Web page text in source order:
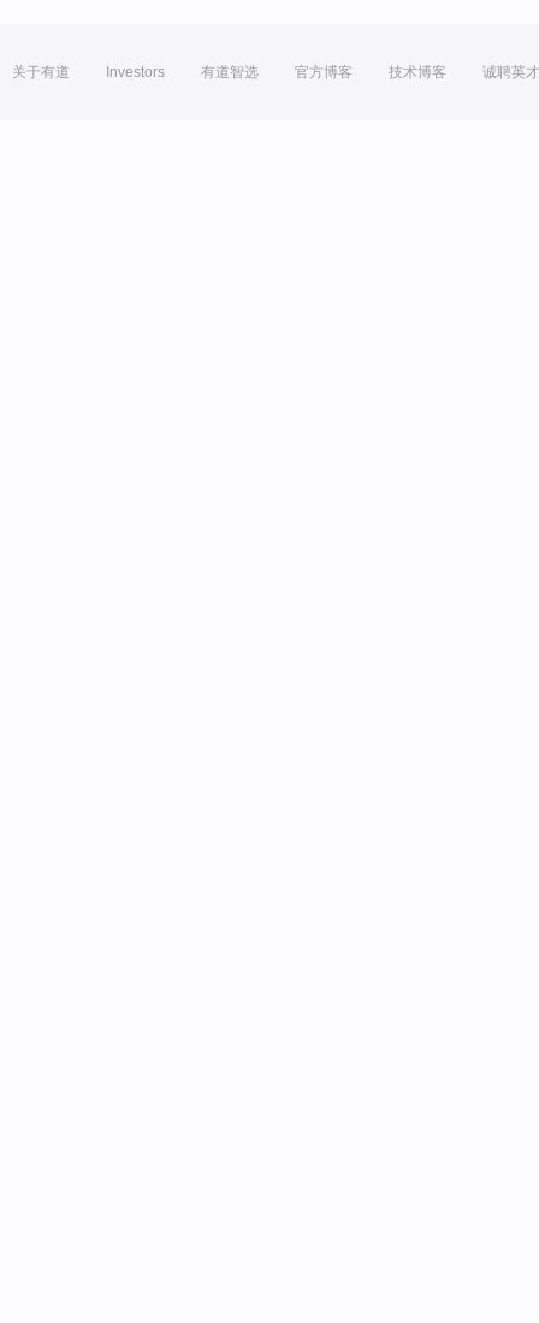
关于有道 Investors 有道智选 官方博客 技术博客 诚聘英才